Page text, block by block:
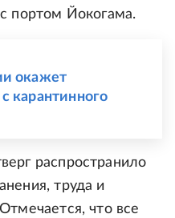
портом Йокогама.
окажет
карантинного
распространило
труда и
что все